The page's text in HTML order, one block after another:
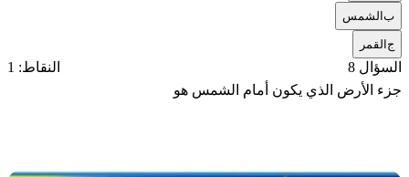
بالشمس
جالقمر
السؤال 8
النقاط: 1
جزء الأرض الذي يكون أمام الشمس هو